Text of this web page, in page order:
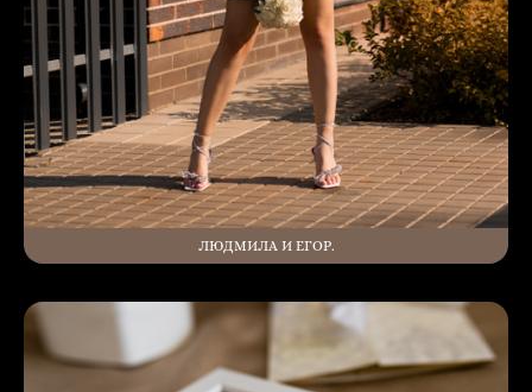
ЛЮДМИЛА И ЕГОР.